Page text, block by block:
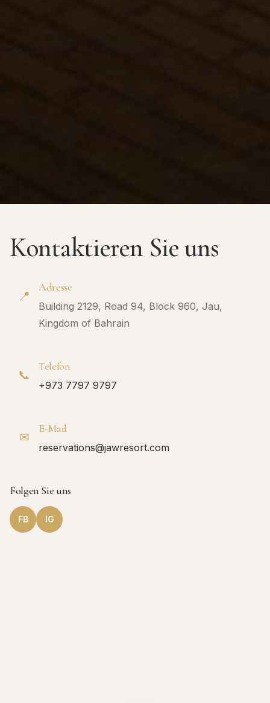
Kontaktieren Sie uns
📍
Adresse
Building 2129, Road 94, Block 960, Jau,
Kingdom of Bahrain
📞
Telefon
+973 7797 9797
✉
E-Mail
reservations@jawresort.com
Folgen Sie uns
FB IG